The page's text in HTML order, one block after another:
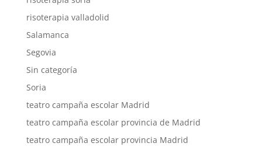
risoterapia valladolid
Salamanca
Segovia
Sin categoría
Soria
teatro campaña escolar Madrid
teatro campaña escolar provincia de Madrid
teatro campaña escolar provincia Madrid